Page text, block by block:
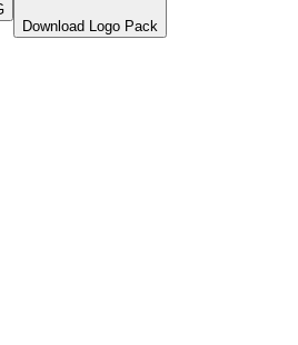
Download Logo Pack